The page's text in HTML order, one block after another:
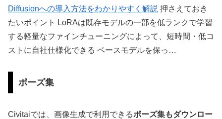
Diffusionへの導入方法をわかりやすく解説 押さえておき
たいポイント LoRAは既存モデルの一部を低ランクで学習
する軽量なファインチューニングによって、短時間・低コ
ストに自社仕様化できる ベースモデルを保っ…
ポーズ集
Civitaiでは、画像生成で利用できるポーズ集もダウンロー